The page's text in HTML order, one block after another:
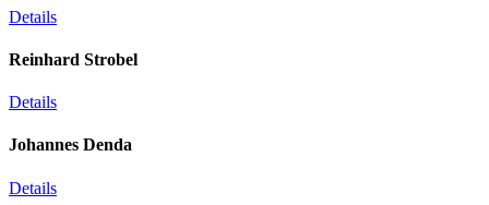
Details
Reinhard Strobel
Details
Johannes Denda
Details